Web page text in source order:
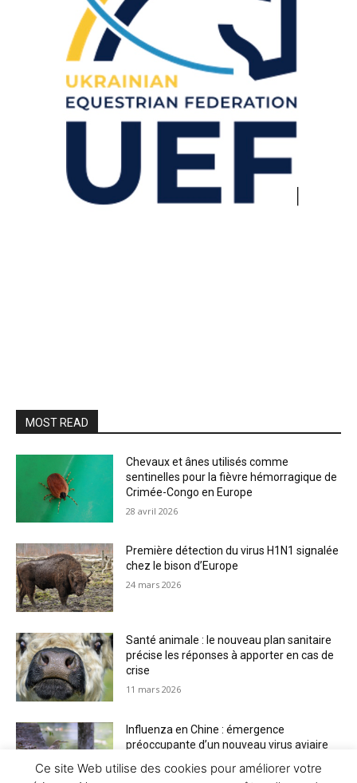
MOST READ
Chevaux et ânes utilisés comme
sentinelles pour la fièvre hémorragique de
Crimée-Congo en Europe
28 avril 2026
Première détection du virus H1N1 signalée
chez le bison d’Europe
24 mars 2026
Santé animale : le nouveau plan sanitaire
précise les réponses à apporter en cas de
crise
11 mars 2026
Influenza en Chine : émergence
préoccupante d’un nouveau virus aviaire
Ce site Web utilise des cookies pour améliorer votre